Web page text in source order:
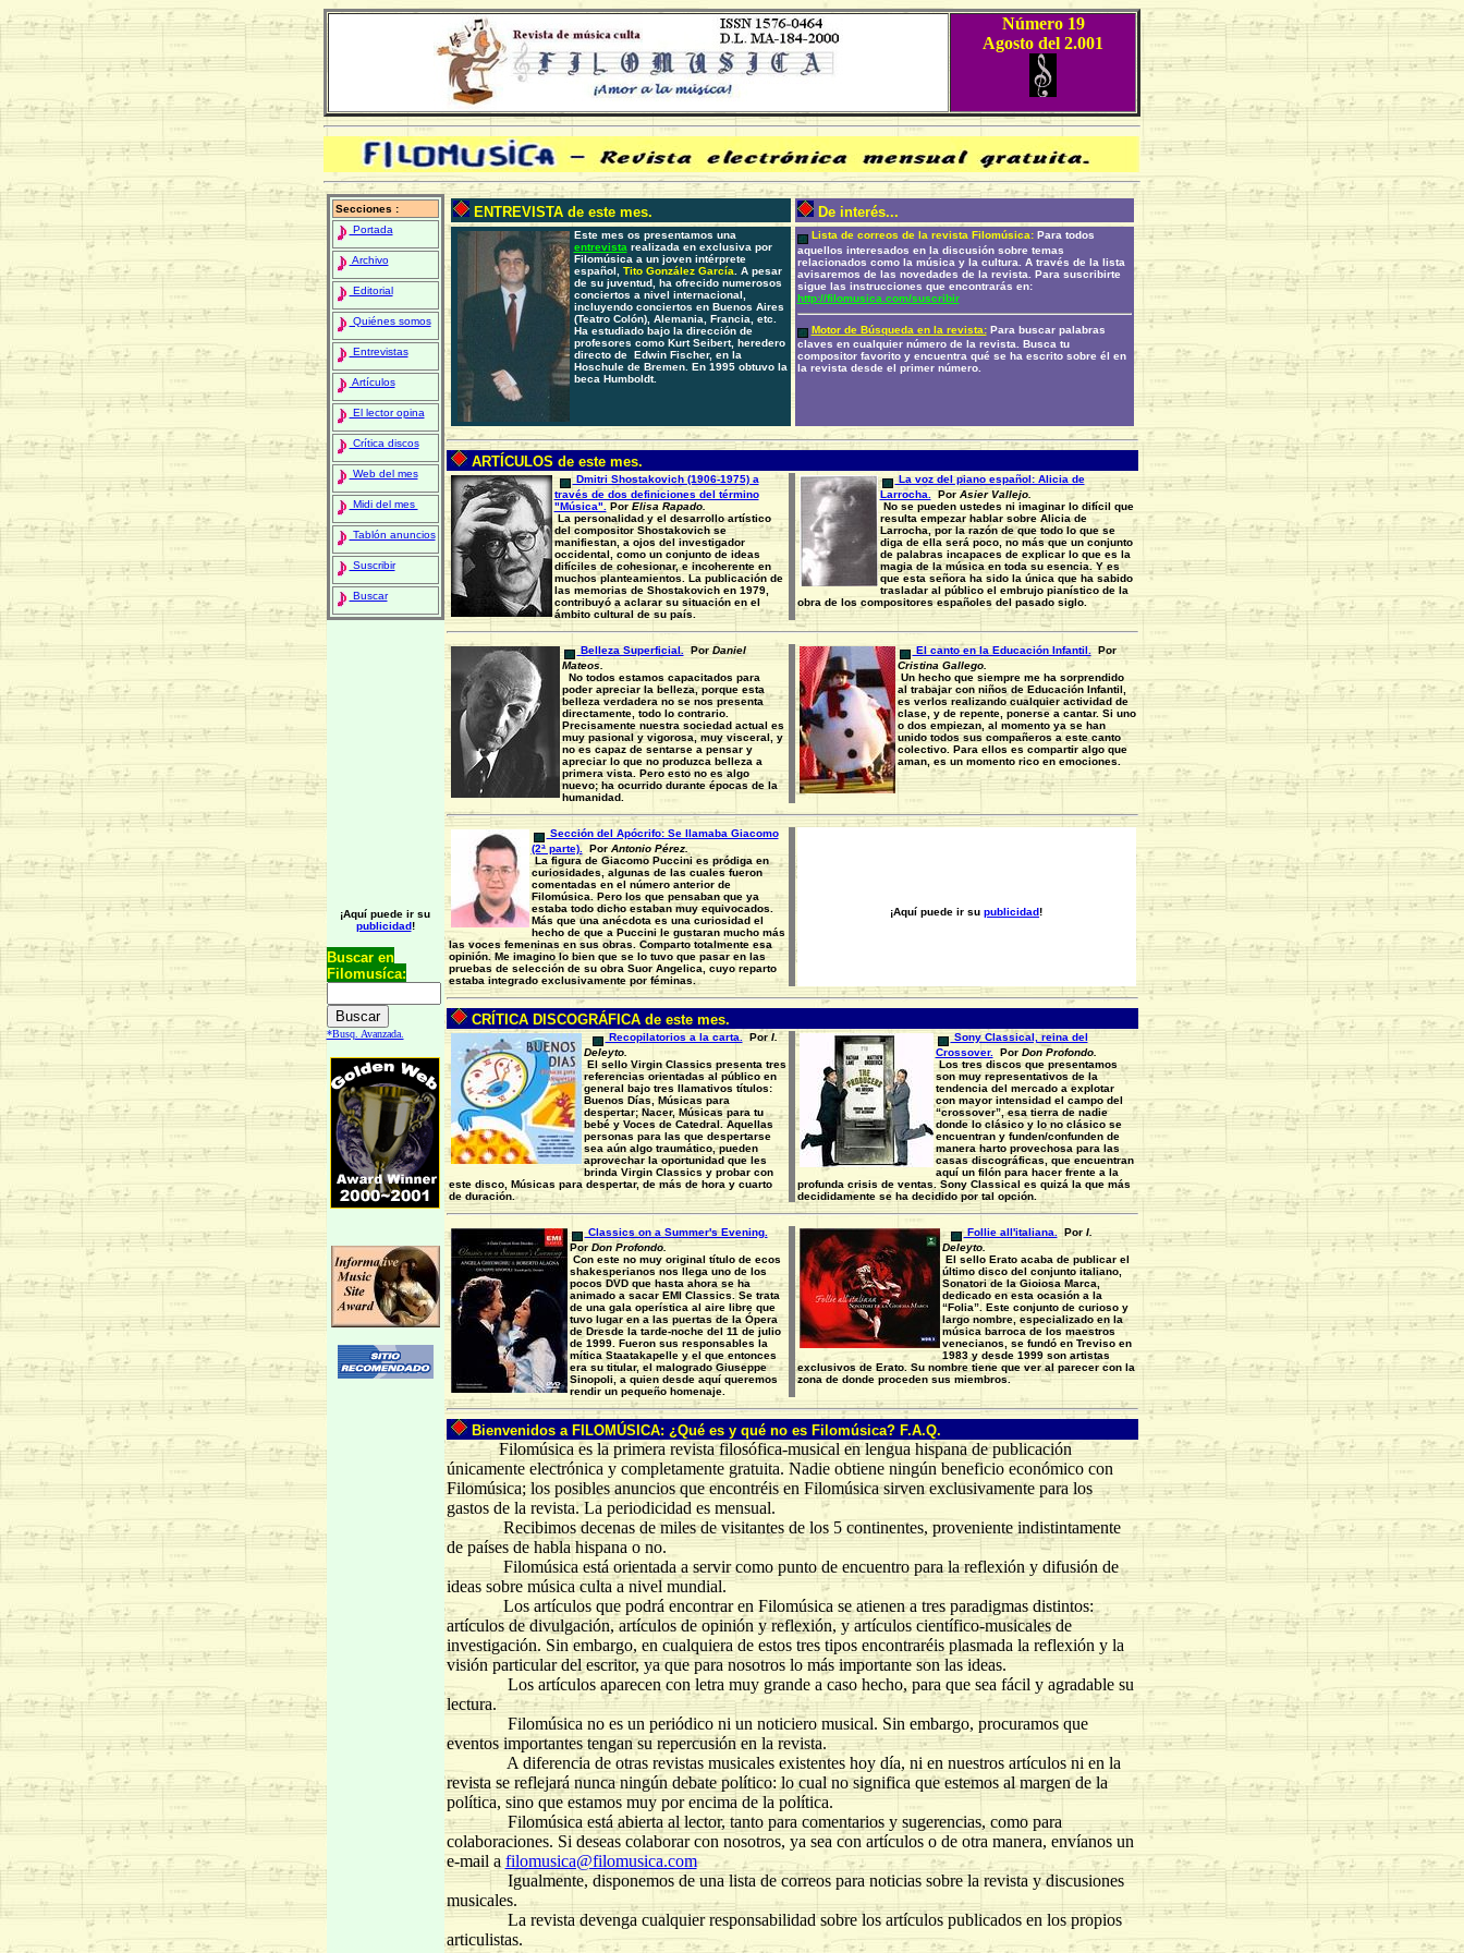
Número 19
Agosto del 2.001
Secciones :
Portada
Archivo
Editorial
Quiénes somos
Entrevistas
Artículos
El lector opina
Crítica discos
Web del mes
Midi del mes
Tablón anuncios
Suscribir
Buscar
¡Aquí puede ir su
publicidad!
Buscar en
Filomusíca:
*Busq. Avanzada.
ENTREVISTA de este mes. De interés...
Este mes os presentamos una
entrevista realizada en exclusiva por
Filomúsica a un joven intérprete
español, Tito González García . A pesar
de su juventud, ha ofrecido numerosos
conciertos a nivel internacional,
incluyendo conciertos en Buenos Aires
(Teatro Colón), Alemania, Francia, etc.
Ha estudiado bajo la dirección de
profesores como Kurt Seibert, heredero
directo de Edwin Fischer, en la
Hoschule de Bremen. En 1995 obtuvo la
beca Humboldt.
Lista de correos de la revista Filomúsica:Para todos
aquellos interesados en la discusión sobre temas
relacionados como la música y la cultura. A través de la lista
avisaremos de las novedades de la revista. Para suscribirte
sigue las instrucciones que encontrarás en:
http://filomusica.com/suscribir
Motor de Búsqueda en la revista:Para buscar palabras
claves en cualquier número de la revista. Busca tu
compositor favorito y encuentra qué se ha escrito sobre él en
la revista desde el primer número.
ARTÍCULOS de este mes.
Dmitri Shostakovich (1906-1975) a
través de dos definiciones del término
"Música".
PorElisa Rapado.
La personalidad y el desarrollo artístico
del compositor Shostakovich se
manifiestan, a ojos del investigador
occidental, como un conjunto de ideas
difíciles de cohesionar, e incoherente en
muchos planteamientos. La publicación de
las memorias de Shostakovich en 1979,
contribuyó a aclarar su situación en el
ámbito cultural de su país.
La voz del piano español: Alicia de
Larrocha.
PorAsier Vallejo.
No se pueden ustedes ni imaginar lo difícil que
resulta empezar hablar sobre Alicia de
Larrocha, por la razón de que todo lo que se
diga de ella será poco, no más que un conjunto
de palabras incapaces de explicar lo que es la
magia de la música en toda su esencia. Y es
que esta señora ha sido la única que ha sabido
trasladar al público el embrujo pianístico de la
obra de los compositores españoles del pasado siglo.
Belleza Superficial. PorDaniel
Mateos.
No todos estamos capacitados para
poder apreciar la belleza, porque esta
belleza verdadera no se nos presenta
directamente, todo lo contrario.
Precisamente nuestra sociedad actual es
muy pasional y vigorosa, muy visceral, y
no es capaz de sentarse a pensar y
apreciar lo que no produzca belleza a
primera vista. Pero esto no es algo
nuevo; ha ocurrido durante épocas de la
humanidad.
El canto en la Educación Infantil.
Por
Cristina Gallego.
Un hecho que siempre me ha sorprendido
al trabajar con niños de Educación Infantil,
es verlos realizando cualquier actividad de
clase, y de repente, ponerse a cantar. Si uno
o dos empiezan, al momento ya se han
unido todos sus compañeros a este canto
colectivo. Para ellos es compartir algo que
aman, es un momento rico en emociones.
Sección del Apócrifo: Se llamaba Giacomo
(2ª parte).
PorAntonio Pérez.
La figura de Giacomo Puccini es pródiga en
curiosidades, algunas de las cuales fueron
comentadas en el número anterior de
Filomúsica. Pero los que pensaban que ya
estaba todo dicho estaban muy equivocados.
Más que una anécdota es una curiosidad el
hecho de que a Puccini le gustaran mucho más
las voces femeninas en sus obras. Comparto totalmente esa
opinión. Me imagino lo bien que se lo tuvo que pasar en las
pruebas de selección de su obra Suor Angelica, cuyo reparto
estaba integrado exclusivamente por féminas.
¡Aquí puede ir su publicidad!
CRÍTICA DISCOGRÁFICA de este mes.
Recopilatorios a la carta. PorI.
Deleyto.
El sello Virgin Classics presenta tres
referencias orientadas al público en
general bajo tres llamativos títulos:
Buenos Días, Músicas para
despertar; Nacer, Músicas para tu
bebé y Voces de Catedral. Aquellas
personas para las que despertarse
sea aún algo traumático, pueden
aprovechar la oportunidad que les
brinda Virgin Classics y probar con
este disco, Músicas para despertar, de más de hora y cuarto
de duración.
Sony Classical, reina del
Crossover.
PorDon Profondo.
Los tres discos que presentamos
son muy representativos de la
tendencia del mercado a explotar
con mayor intensidad el campo del
“crossover”, esa tierra de nadie
donde lo clásico y lo no clásico se
encuentran y funden/confunden de
manera harto provechosa para las
casas discográficas, que encuentran
aquí un filón para hacer frente a la
profunda crisis de ventas. Sony Classical es quizá la que más
decididamente se ha decidido por tal opción.
Classics on a Summer's Evening.
PorDon Profondo.
Con este no muy original título de ecos
shakesperianos nos llega uno de los
pocos DVD que hasta ahora se ha
animado a sacar EMI Classics. Se trata
de una gala operística al aire libre que
tuvo lugar en a las puertas de la Ópera
de Dresde la tarde-noche del 11 de julio
de 1999. Fueron sus responsables la
mítica Staatakapelle y el que entonces
era su titular, el malogrado Giuseppe
Sinopoli, a quien desde aquí queremos
rendir un pequeño homenaje.
Follie all'italiana. PorI.
Deleyto.
El sello Erato acaba de publicar el
último disco del conjunto italiano,
Sonatori de la Gioiosa Marca,
dedicado en esta ocasión a la
“Folia”. Este conjunto de curioso y
largo nombre, especializado en la
música barroca de los maestros
venecianos, se fundó en Treviso en
1983 y desde 1999 son artistas
exclusivos de Erato. Su nombre tiene que ver al parecer con la
zona de donde proceden sus miembros.
Bienvenidos a FILOMÚSICA: ¿Qué es y qué no es Filomúsica? F.A.Q.
Filomúsica es la primera revista filosófica-musical en lengua hispana de publicación
únicamente electrónica y completamente gratuita. Nadie obtiene ningún beneficio económico con
Filomúsica; los posibles anuncios que encontréis en Filomúsica sirven exclusivamente para los
gastos de la revista. La periodicidad es mensual.
Recibimos decenas de miles de visitantes de los 5 continentes, proveniente indistintamente
de países de habla hispana o no.
Filomúsica está orientada a servir como punto de encuentro para la reflexión y difusión de
ideas sobre música culta a nivel mundial.
Los artículos que podrá encontrar en Filomúsica se atienen a tres paradigmas distintos:
artículos de divulgación, artículos de opinión y reflexión, y artículos científico-musicales de
investigación. Sin embargo, en cualquiera de estos tres tipos encontraréis plasmada la reflexión y la
visión particular del escritor, ya que para nosotros lo más importante son las ideas.
Los artículos aparecen con letra muy grande a caso hecho, para que sea fácil y agradable su
lectura.
Filomúsica no es un periódico ni un noticiero musical. Sin embargo, procuramos que
eventos importantes tengan su repercusión en la revista.
A diferencia de otras revistas musicales existentes hoy día, ni en nuestros artículos ni en la
revista se reflejará nunca ningún debate político: lo cual no significa que estemos al margen de la
política, sino que estamos muy por encima de la política.
Filomúsica está abierta al lector, tanto para comentarios y sugerencias, como para
colaboraciones. Si deseas colaborar con nosotros, ya sea con artículos o de otra manera, envíanos un
e-mail a filomusica@filomusica.com
Igualmente, disponemos de una lista de correos para noticias sobre la revista y discusiones
musicales.
La revista devenga cualquier responsabilidad sobre los artículos publicados en los propios
articulistas.